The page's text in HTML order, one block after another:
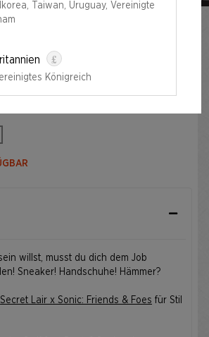
TURBO GEAR FOIL EDITION
willst, musst du dich dem Job
Sneaker! Handschuhe! Hämmer?
Secret Lair x Sonic: Friends & Foes für Stil
Taiwan, Uruguay, Vereinigte
£
Königreich